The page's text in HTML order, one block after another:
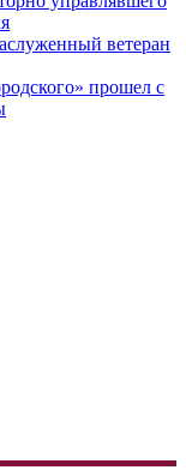
ветеран
прошел с